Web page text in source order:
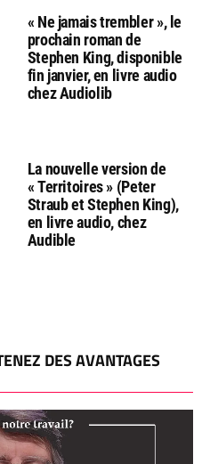
« Ne jamais trembler », le
prochain roman de
Stephen King, disponible
fin janvier, en livre audio
chez Audiolib
La nouvelle version de
« Territoires » (Peter
Straub et Stephen King),
en livre audio, chez
Audible
DES AVANTAGES